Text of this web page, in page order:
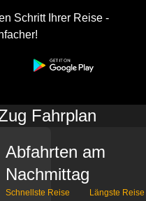
Schritt Ihrer Reise -
Fahrplan
Abfahrten am
Nachmittag
Schnellste Reise Längste Reise